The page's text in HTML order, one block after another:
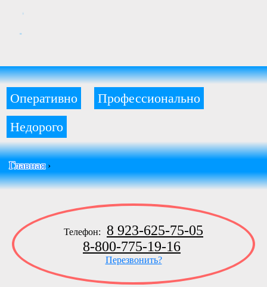
Оперативно
Профессионально
Недорого
Главная›
Телефон:
8 923-625-75-05
8-800-775-19-16
Перезвонить?